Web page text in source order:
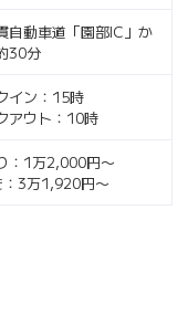
自動車道「園部IC」か
30分
イン：15時
アウト：10時
：1万2,000円〜
3万1,920円〜